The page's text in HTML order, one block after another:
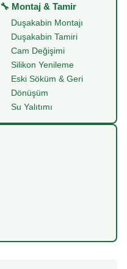
🔧 Montaj & Tamir
Duşakabin Montajı
Duşakabin Tamiri
Cam Değişimi
Silikon Yenileme
Eski Söküm & Geri
Dönüşüm
Su Yalıtımı